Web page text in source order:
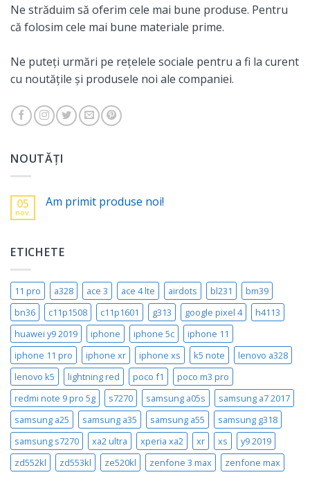
Ne străduim să oferim cele mai bune produse. Pentru
că folosim cele mai bune materiale prime.
Ne puteți urmări pe rețelele sociale pentru a fi la curent
cu noutățile și produsele noi ale companiei.
NOUTĂȚI
05
nov.
Am primit produse noi!
ETICHETE
11 pro a328 ace 3 ace 4 lte airdots bl231
bm39
bn36
c11p1508 c11p1601 g313 google pixel 4
h4113
huawei y9 2019
iphone iphone 5c
iphone 11
iphone 11 pro
iphone xr iphone xs k5 note
lenovo a328
lenovo k5
lightning red poco f1
poco m3 pro
redmi note 9 pro 5g
s7270 samsung a05s
samsung a7 2017
samsung a25
samsung a35 samsung a55
samsung g318
samsung s7270
xa2 ultra xperia xa2 xr xs
y9 2019
zd552kl
zd553kl ze520kl zenfone 3 max zenfone max